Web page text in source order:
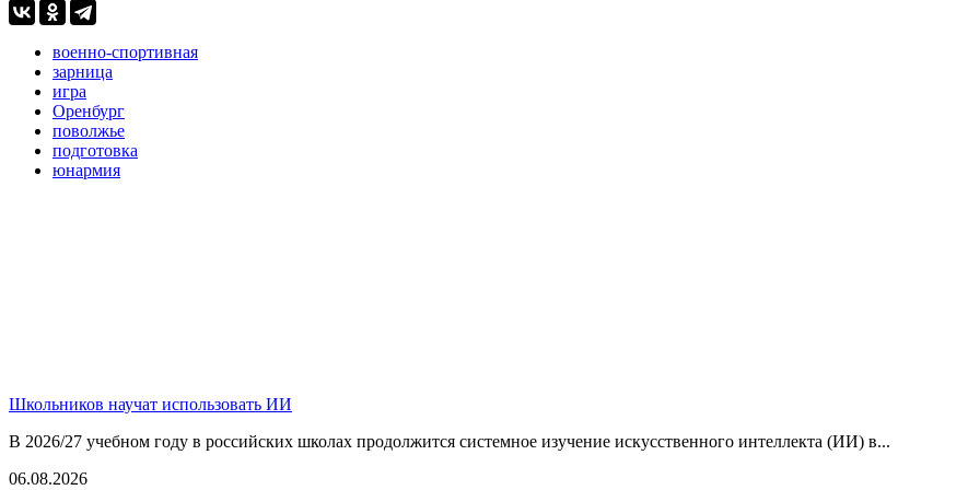
военно-спортивная
зарница
игра
Оренбург
поволжье
подготовка
юнармия
Школьников научат использовать ИИ
В 2026/27 учебном году в российских школах продолжится системное изучение искусственного интеллекта (ИИ) в...
06.08.2026